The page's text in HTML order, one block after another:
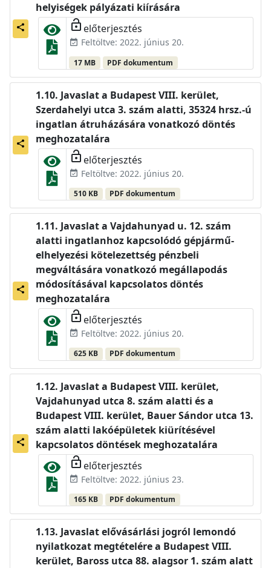
share
helyiségek pályázati kiírására
lock_open előterjesztés
event_available Feltöltve: 2022. június 20.
17 MB PDF dokumentum
share
Javaslat a Budapest VIII. kerület,
Szerdahelyi utca 3. szám alatti, 35324 hrsz.-ú
ingatlan átruházására vonatkozó döntés
meghozatalára
lock_open előterjesztés
event_available Feltöltve: 2022. június 20.
510 KB PDF dokumentum
share
Javaslat a Vajdahunyad u. 12. szám
alatti ingatlanhoz kapcsolódó gépjármű-
elhelyezési kötelezettség pénzbeli
megváltására vonatkozó megállapodás
módosításával kapcsolatos döntés
meghozatalára
lock_open előterjesztés
event_available Feltöltve: 2022. június 20.
625 KB PDF dokumentum
share
Javaslat a Budapest VIII. kerület,
Vajdahunyad utca 8. szám alatti és a
Budapest VIII. kerület, Bauer Sándor utca 13.
szám alatti lakóépületek kiürítésével
kapcsolatos döntések meghozatalára
lock_open előterjesztés
event_available Feltöltve: 2022. június 23.
165 KB PDF dokumentum
Javaslat elővásárlási jogról lemondó
nyilatkozat megtételére a Budapest VIII.
kerület, Baross utca 88. alagsor 1. szám alatt